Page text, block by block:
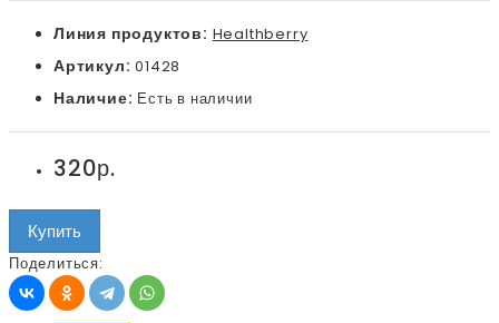
Линия продуктов: Healthberry
Артикул: 01428
Наличие: Есть в наличии
320р.
Купить
Поделиться: